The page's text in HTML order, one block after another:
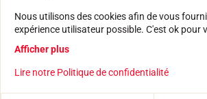
MENTIONS LÉGALES
POLITIQUE DE CONFIDENTIALITÉ
Créé avec passion par Pure illusion
Nous utilisons des cookies afin de vous
expérience utilisateur possible. C'est ok pour
Afficher plus
Lire notre Politique de confidentialité